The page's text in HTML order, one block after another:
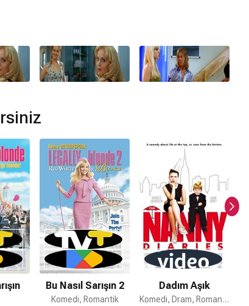
var?
Youngtarafından hazırlanmıştır.
Bu Nasıl Sarışın 2
Komedi, Romantik
Dadım Aşık
Komedi, Dram, Romantik